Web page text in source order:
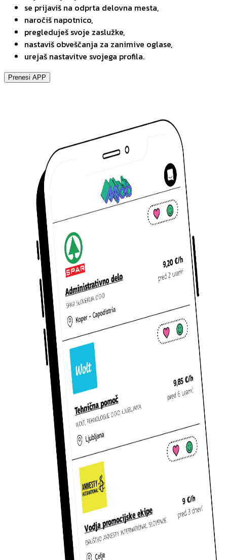
se prijaviš na odprta delovna mesta,
naročiš napotnico,
pregleduješ svoje zaslužke,
nastaviš obveščanja za zanimive oglase,
urejaš nastavitve svojega profila.
Prenesi APP